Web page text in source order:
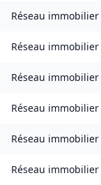
Réseau immobilier
Réseau immobilier
Réseau immobilier
Réseau immobilier
Réseau immobilier
Réseau immobilier